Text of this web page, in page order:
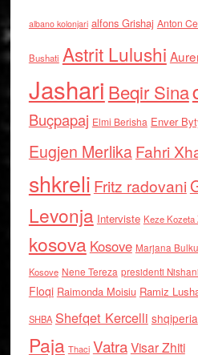
albano kolonjari alfons Grishaj Anton
Bushati Astrit Lulushi
Jashari Beqir Sina
Buçpapaj Elmi Berisha Enver
Eugjen MerlikaFahri
shkreli Fritz radovani
Levonja Interviste Keze Kozeta
kosova Kosove Marjana Bulku
Kosove Nene Tereza presidenti Nishani
Floqi Raimonda Moisiu Ramiz
SHBA Shefqet Kercelli shqiperia
Paja Thaci VatraVisar Zhiti